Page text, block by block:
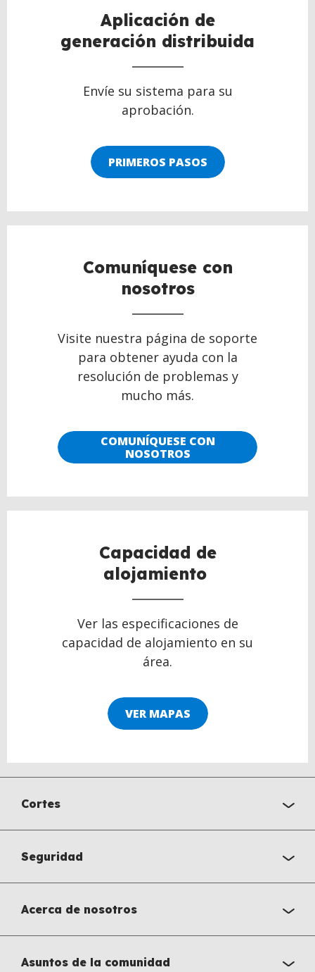
Aplicación de
generación distribuida
Envíe su sistema para su
aprobación.
PRIMEROS PASOS
Comuníquese con
nosotros
Visite nuestra página de soporte
para obtener ayuda con la
resolución de problemas y
mucho más.
COMUNÍQUESE CON
NOSOTROS
Capacidad de
alojamiento
Ver las especificaciones de
capacidad de alojamiento en su
área.
VER MAPAS
Cortes
Seguridad
Acerca de nosotros
Asuntos de la comunidad